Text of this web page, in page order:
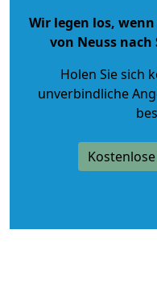
Wir legen los,
von Neuss
Holen Sie sich
unverbindliche